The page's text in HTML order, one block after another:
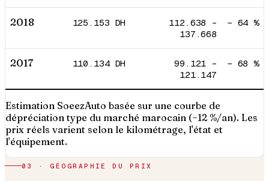
2018 125.153 DH 112.638 –
137.668
− 64 %
2017 110.134DH 99.121 –
121.147
− 68 %
Estimation SoeezAuto basée sur une courbe de
dépréciation type du marché marocain (−12 %/an). Les
prix réels varient selon le kilométrage, l'état et
l'équipement.
03 · GÉOGRAPHIE DU PRIX